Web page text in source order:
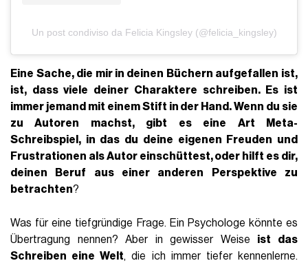
Un post condiviso da Felicia Kingsley (@felicia_kingsley)
Eine Sache, die mir in deinen Büchern aufgefallen ist,
ist, dass viele deiner Charaktere schreiben. Es ist
immer jemand mit einem Stift in der Hand. Wenn du sie
zu Autoren machst, gibt es eine Art Meta-
Schreibspiel, in das du deine eigenen Freuden und
Frustrationen als Autor einschüttest, oder hilft es dir,
deinen Beruf aus einer anderen Perspektive zu
betrachten?
Was für eine tiefgründige Frage. Ein Psychologe könnte es
Übertragung nennen? Aber in gewisser Weise ist das
Schreiben eine Welt, die ich immer tiefer kennenlerne.